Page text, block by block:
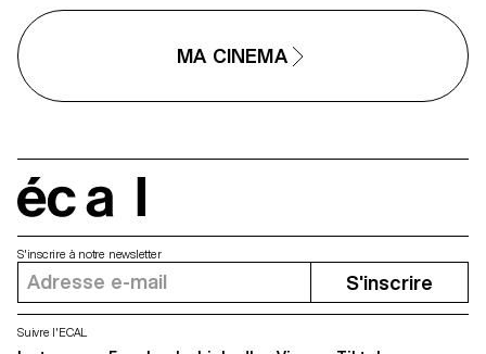
MA CINEMA
S'inscrire à notre newsletter
S'inscrire
Suivre l'ECAL